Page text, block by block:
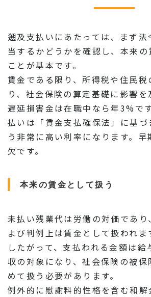
遡及支払いにあたっては、まず法
当するかどうかを確認し、本来の
ことが基本です。
賃金である限り、所得税や住民税
り、社会保険の算定基礎に影響を
遅延損害金は在職中なら年3%で
払いは「賃金支払確保法」に基
う非常に高い利率になります。早
欠です。
本来の賃金として扱う
未払い残業代は労働の対価であり
よび判例上は賃金として扱われま
したがって、支払われる金額は給
収の対象になり、社会保険の被保
めて扱う必要があります。
例外的に慰謝料的性格を含む和解